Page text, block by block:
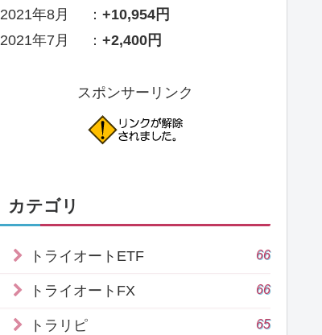
2021年8月 ： +10,954円
2021年7月 ： +2,400円
スポンサーリンク
カテゴリ
トライオートETF 66
トライオートFX 66
トラリピ 65